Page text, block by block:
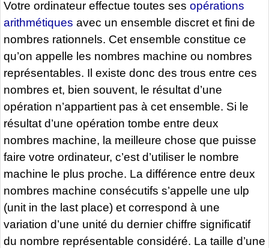
Votre ordinateur effectue toutes ses opérations
arithmétiques avec un ensemble discret et fini de
nombres rationnels. Cet ensemble constitue ce
qu’on appelle les nombres machine ou nombres
représentables. Il existe donc des trous entre ces
nombres et, bien souvent, le résultat d’une
opération n’appartient pas à cet ensemble. Si le
résultat d’une opération tombe entre deux
nombres machine, la meilleure chose que puisse
faire votre ordinateur, c’est d’utiliser le nombre
machine le plus proche. La différence entre deux
nombres machine consécutifs s’appelle une ulp
(unit in the last place) et correspond à une
variation d’une unité du dernier chiffre significatif
du nombre représentable considéré. La taille d’une